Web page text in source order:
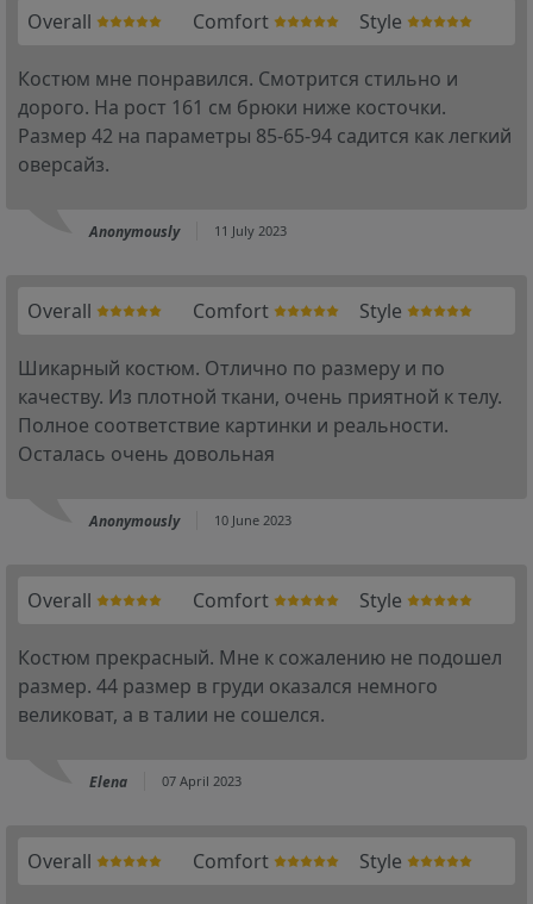
Overall Comfort Style
Костюм мне понравился. Смотрится стильно и
дорого. На рост 161 см брюки ниже косточки.
Размер 42 на параметры 85-65-94 садится как легкий
оверсайз.
Anonymously 11 July 2023
Overall Comfort Style
Шикарный костюм. Отлично по размеру и по
качеству. Из плотной ткани, очень приятной к телу.
Полное соответствие картинки и реальности.
Осталась очень довольная
Anonymously 10 June 2023
Overall Comfort Style
Костюм прекрасный. Мне к сожалению не подошел
размер. 44 размер в груди оказался немного
великоват, а в талии не сошелся.
Elena 07 April 2023
Overall Comfort Style